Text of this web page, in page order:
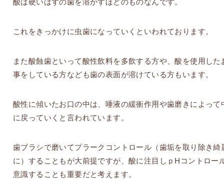
これをきっかけに虫歯になっていくといわれております。
また酸蝕歯といって酸性飲料を多飲する方や、酸を使用した
事をしている方なども歯の表面が溶けている方もいます。
酸性に傾いたお口の中は、唾液の緩衝作用や歯磨きによって
に戻っていくと言われています。
歯ブラシで磨いてプラークコントロール（歯垢を取り除き綺
に）することもが大前提ですが、酸に注目しｐHコントロー
意識することも重要だと考えます。